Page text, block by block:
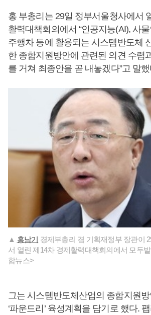
홍 부총리는 29일 정부서울청사에서
활력대책회의에서 “인공지능(AI), 사
주행차 등에 활용되는 시스템반도체
한 종합지원방안에 관련된 의견 수렴
를 거쳐 최종안을 곧 내놓겠다”고 말
▲ 홍남기 경제부총리 겸 기획재정부 장관이
서 열린 제14차 경제활력대책회의에서 모두
합뉴스>
그는 시스템반도체산업의 종합지원방
‘파운드리’ 육성계획을 담기로 했다.